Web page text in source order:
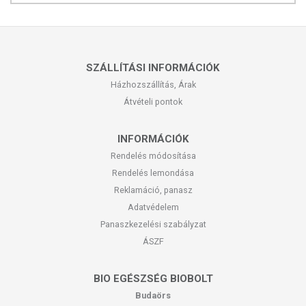
SZÁLLÍTÁSI INFORMÁCIÓK
Házhozszállítás, Árak
Átvételi pontok
INFORMÁCIÓK
Rendelés módosítása
Rendelés lemondása
Reklamáció, panasz
Adatvédelem
Panaszkezelési szabályzat
ÁSZF
BIO EGÉSZSÉG BIOBOLT
Budaörs